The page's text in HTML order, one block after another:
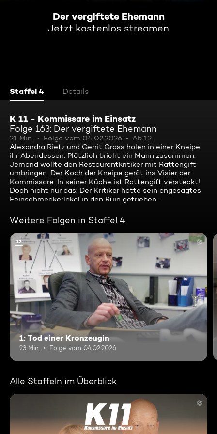
Der vergiftete Ehemann
Jetzt kostenlos streamen
Staffel 4 Details
K 11 - Kommissare im Einsatz
Folge 163: Der vergiftete Ehemann
21 Min. Folge vom 04.02.2026
Ab 12
Alexandra Rietz und Gerrit Grass holen in einer Kneipe
ihr Abendessen. Plötzlich bricht ein Mann zusammen.
Jemand wollte den Restaurantkritiker mit Rattengift
umbringen. Der Koch der Kneipe gerät ins Visier der
Kommissare: In seiner Küche ist Rattengift versteckt!
Doch nicht nur das: Der Kritiker hatte sein angesagtes
Feinschmeckerlokal in den Ruin getrieben ...
Weitere Folgen in Staffel 4
12
1: Tod einer Kronzeugin
23 Min. Folge vom 04.02.2026
Alle Staffeln im Überblick